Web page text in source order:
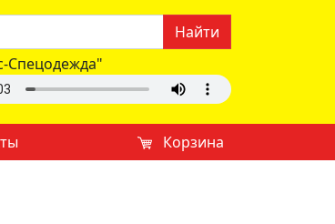
Найти
Спецодежда"
Корзина